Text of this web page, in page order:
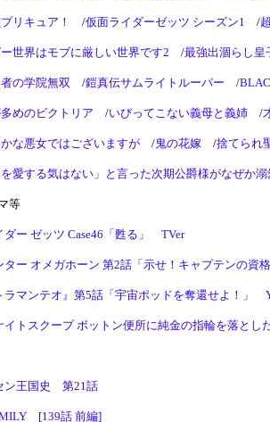
リキュア！ /仮面ライダーゼッツ シーズン1 /
世界はモブに厳しい世界です2 /最強出涸らし皇
の学院無双 /鎧真伝サムライトルーパー /
めのビクトリア /いびってこない義母と義姉 /
な悪女ではございますが /鬼の花嫁 /捨てられ
を愛する気はない」と言った次期公爵様がなぜか
等
ダー ゼッツ Case46「甦る」 TVer
ター オメガホーン 第2話「示せ！キャプテンの資
ラマンテオ』第5話「宇宙ポッドを奪還せよ！」
イトスクープ ボットン便所に純金の指輪を落と
ン王国史 第21話
[139話 前編]